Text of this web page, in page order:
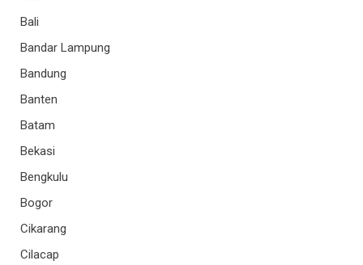
Bali
Bandar Lampung
Bandung
Banten
Batam
Bekasi
Bengkulu
Bogor
Cikarang
Cilacap